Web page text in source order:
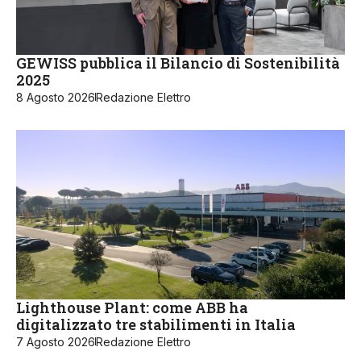
GEWISS pubblica il Bilancio di Sostenibilità
2025
8 Agosto 2026Redazione Elettro
Lighthouse Plant: come ABB ha
digitalizzato tre stabilimenti in Italia
7 Agosto 2026Redazione Elettro